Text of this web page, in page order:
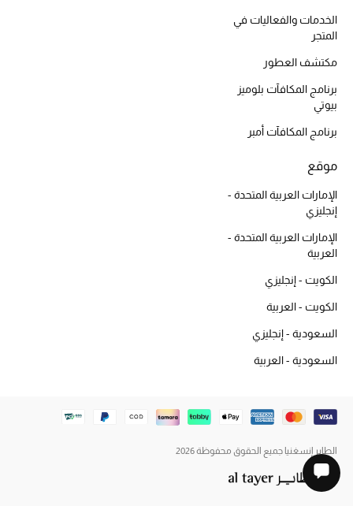
الخدمات والفعاليات في
المتجر
مكتشف العطور
برنامج المكافآت بلوميز
بيوتي
برنامج المكافآت أمبر
موقع
الإمارات العربية المتحدة -
إنجليزي
الإمارات العربية المتحدة -
العربية
الكويت - إنجليزي
الكويت - العربية
السعودية - إنجليزي
السعودية - العربية
الطاير إنسغنيا جميع الحقوق محفوظة 2026